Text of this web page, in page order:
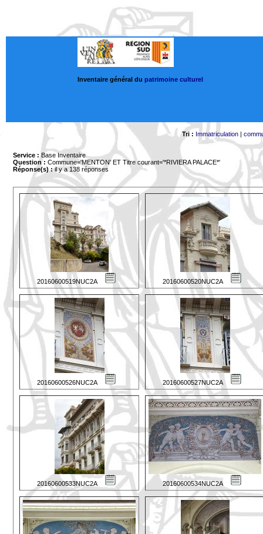
Inventaire général du patrimoine culturel
Tri : Immatriculation|
Service : Base Inventaire
Question : Commune='MENTON' ET Titre courant='*RIVIERA PALACE*'
Réponse(s) :il y a 138 réponses
20160600519NUC2A 20160600520NUC2A
20160600526NUC2A 20160600527NUC2A
20160600533NUC2A 20160600534NUC2A